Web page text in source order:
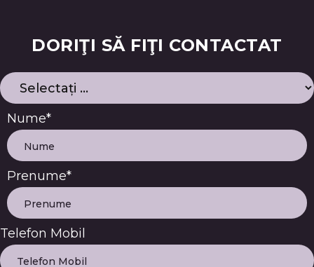
DORIŢI SĂ FIŢI CONTACTAT
Nume*
Prenume*
Telefon Mobil